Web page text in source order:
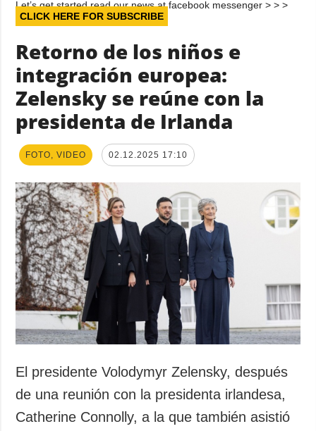
Let’s get started read our news at facebook messenger > > >
CLICK HERE FOR SUBSCRIBE
Retorno de los niños e
integración europea:
Zelensky se reúne con la
presidenta de Irlanda
FOTO, VIDEO 02.12.2025 17:10
El presidente Volodymyr Zelensky, después
de una reunión con la presidenta irlandesa,
Catherine Connolly, a la que también asistió